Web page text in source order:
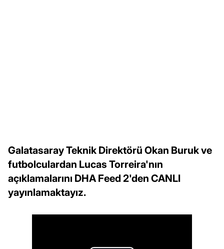
Galatasaray Teknik Direktörü Okan Buruk ve
futbolculardan Lucas Torreira'nın
açıklamalarını DHA Feed 2'den CANLI
yayınlamaktayız.